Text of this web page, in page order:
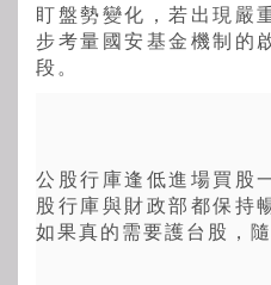
盯盤勢變化，若出現嚴
步考量國安基金機制的
段。
公股行庫逢低進場買股
股行庫與財政部都保持
如果真的需要護台股，